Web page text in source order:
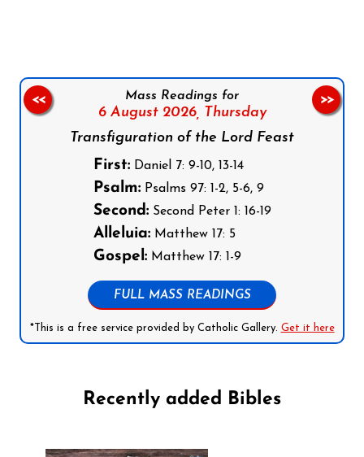
Mass Readings for
6 August 2026, Thursday
Transfiguration of the Lord Feast
First:Daniel 7: 9-10, 13-14
Psalm:Psalms 97: 1-2, 5-6, 9
Second:Second Peter 1: 16-19
Alleluia:Matthew 17: 5
Gospel:Matthew 17: 1-9
FULL MASS READINGS
*This is a free service provided by Catholic Gallery. Get it here
<< >>
Recently added Bibles